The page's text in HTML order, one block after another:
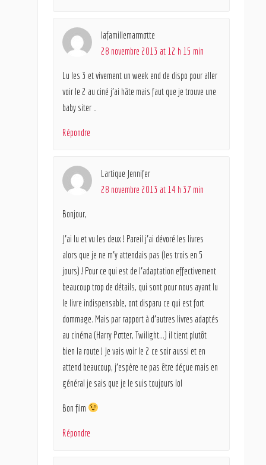
lafamillemarmotte
28 novembre 2013 at 12 h 15 min
Lu les 3 et vivement un week end de dispo pour aller
voir le 2 au ciné j’ai hâte mais faut que je trouve une
baby siter ..
Répondre
Lartique Jennifer
28 novembre 2013 at 14 h 37 min
Bonjour,
J’ai lu et vu les deux ! Pareil j’ai dévoré les livres
alors que je ne m’y attendais pas (les trois en 5
jours) ! Pour ce qui est de l’adaptation effectivement
beaucoup trop de détails, qui sont pour nous ayant lu
le livre indispensable, ont disparu ce qui est fort
dommage. Mais par rapport à d’autres livres adaptés
au cinéma (Harry Potter, Twilight…) il tient plutôt
bien la route ! Je vais voir le 2 ce soir aussi et en
attend beaucoup, j’espère ne pas être déçue mais en
général je sais que je le suis toujours lol
Bon film
Répondre